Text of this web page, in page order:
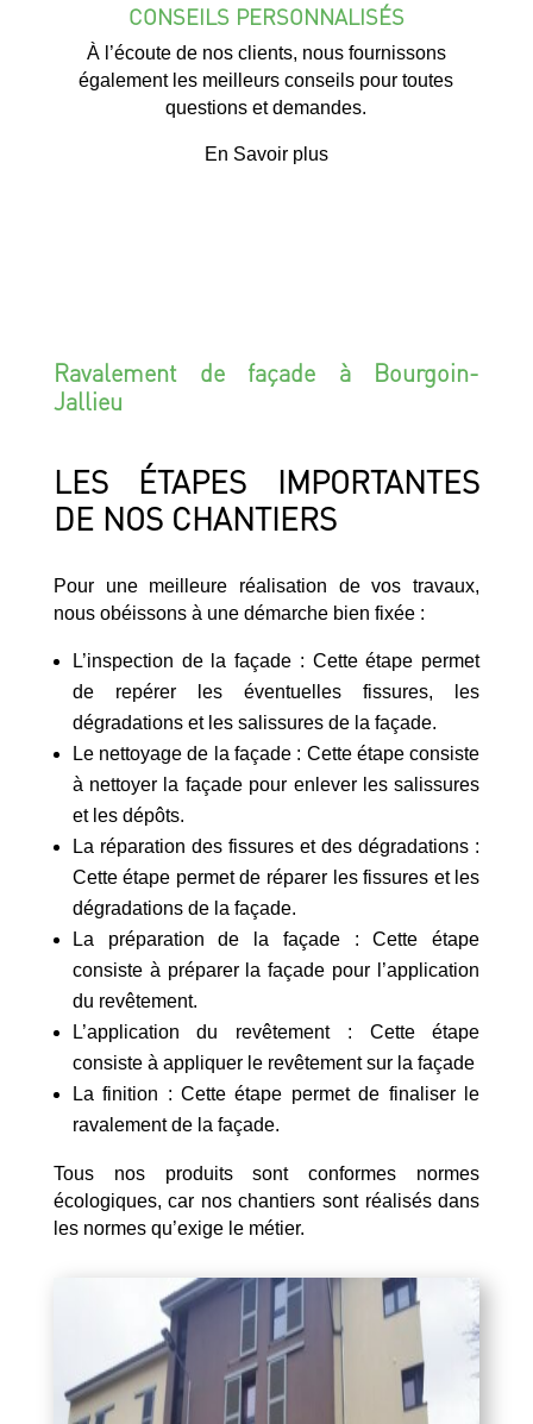
CONSEILS PERSONNALISÉS
À l’écoute de nos clients, nous fournissons
également les meilleurs conseils pour toutes
questions et demandes.
En Savoir plus
Ravalement de façade à Bourgoin-
Jallieu
LES ÉTAPES IMPORTANTES
DE NOS CHANTIERS
Pour une meilleure réalisation de vos travaux,
nous obéissons à une démarche bien fixée :
L’inspection de la façade : Cette étape permet
de repérer les éventuelles fissures, les
dégradations et les salissures de la façade.
Le nettoyage de la façade : Cette étape consiste
à nettoyer la façade pour enlever les salissures
et les dépôts.
La réparation des fissures et des dégradations :
Cette étape permet de réparer les fissures et les
dégradations de la façade.
La préparation de la façade : Cette étape
consiste à préparer la façade pour l’application
du revêtement.
L’application du revêtement : Cette étape
consiste à appliquer le revêtement sur la façade
La finition : Cette étape permet de finaliser le
ravalement de la façade.
Tous nos produits sont conformes normes
écologiques, car nos chantiers sont réalisés dans
les normes qu’exige le métier.